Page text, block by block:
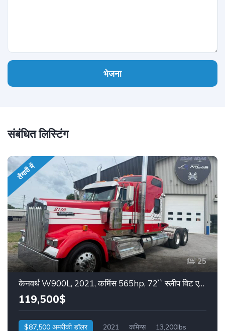
भेजना
संबंधित लिस्टिंग
तैयारी में
25
केनवर्थ W900L, 2021, कमिंस 565hp, 72`` स्लीप विट एयरोडाइन, स्टॉक: 26148
119,500$
$87,500 अमरीकी डॉलर 2021 कमिन्स
13,200lbs